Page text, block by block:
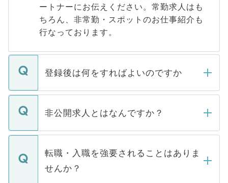
ートナーにお伝えください。常勤求人はも
ちろん、非常勤・スポットのお仕事紹介も
行なっております。
登録後は何をすればよいのですか
ご登録いただきましたら、弊社担当者がご
登録内容を確認し、その後メールもしくは
ます。通常、5営業日以内にはご連絡をせて
いただきますので、しばらくお待ちくださ
非公開求人とはなんですか？
マイナビDOCTORで取り扱っている求人の
うち約3割は、Webサイトからご覧いただ
けない「非公開求人」です。非公開求人は
下記の理由によって、一般には公開してい
転職・入職を強要されることはありま
せんか？